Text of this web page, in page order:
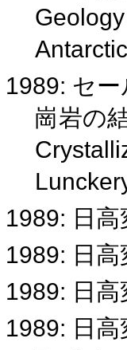
1989: セ
崗岩の
1989: 日
1989: 日
1989: 日
1989: 日